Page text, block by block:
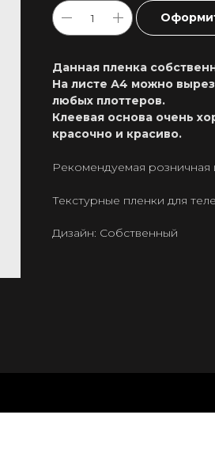
Данная пленка
На листе А4 можно
любых плоттеров.
Клеевая основа очень
красочно и красиво.
Рекомендуемая розничная
Текстурные пленки для
Дизайн: Собственный